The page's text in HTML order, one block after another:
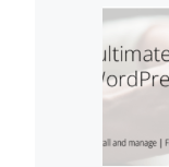
–
人
评
论